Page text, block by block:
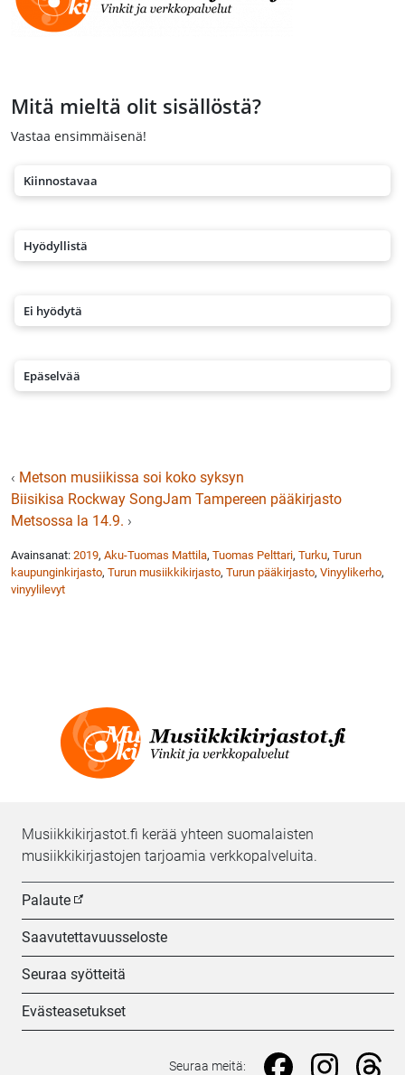
Mitä mieltä olit sisällöstä?
Vastaa ensimmäisenä!
Kiinnostavaa
Hyödyllistä
Ei hyödytä
Epäselvää
‹ Metson musiikissa soi koko syksyn
Biisikisa Rockway SongJam Tampereen pääkirjasto
Metsossa la 14.9. ›
Avainsanat: 2019, Aku-Tuomas Mattila, Tuomas Pelttari, Turku, Turun
kaupunginkirjasto, Turun musiikkikirjasto, Turun pääkirjasto, Vinyylikerho,
vinyylilevyt
Musiikkikirjastot.fi kerää yhteen suomalaisten
musiikkikirjastojen tarjoamia verkkopalveluita.
Palaute
Saavutettavuusseloste
Seuraa syötteitä
Evästeasetukset
Seuraa meitä: